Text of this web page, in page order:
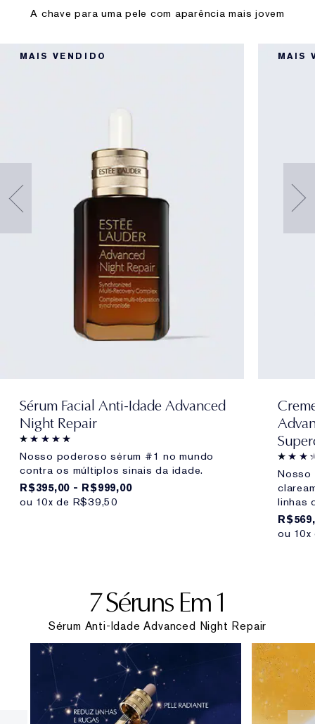
A chave para uma pele com aparência mais jovem
MAIS VENDIDO
Sérum Facial Anti-Idade Advanced
Night Repair
Nosso poderoso sérum #1 no mundo
contra os múltiplos sinais da idade.
R$395,00 - R$999,00
ou 10x de R$39,50
MAIS
Nosso
linhas
ou
7 Séruns Em 1
Sérum Anti-Idade Advanced Night Repair